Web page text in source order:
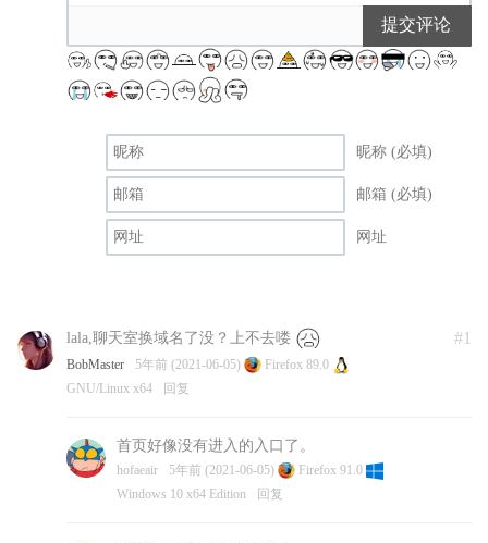
提交评论
昵称 (必填)
邮箱 (必填)
网址
#1
lala,聊天室换域名了没？上不去喽
BobMaster 5年前 (2021-06-05)
Firefox 89.0
GNU/Linux x64
回复
首页好像没有进入的入口了。
hofaeair 5年前 (2021-06-05)
Firefox 91.0
Windows 10 x64 Edition
回复